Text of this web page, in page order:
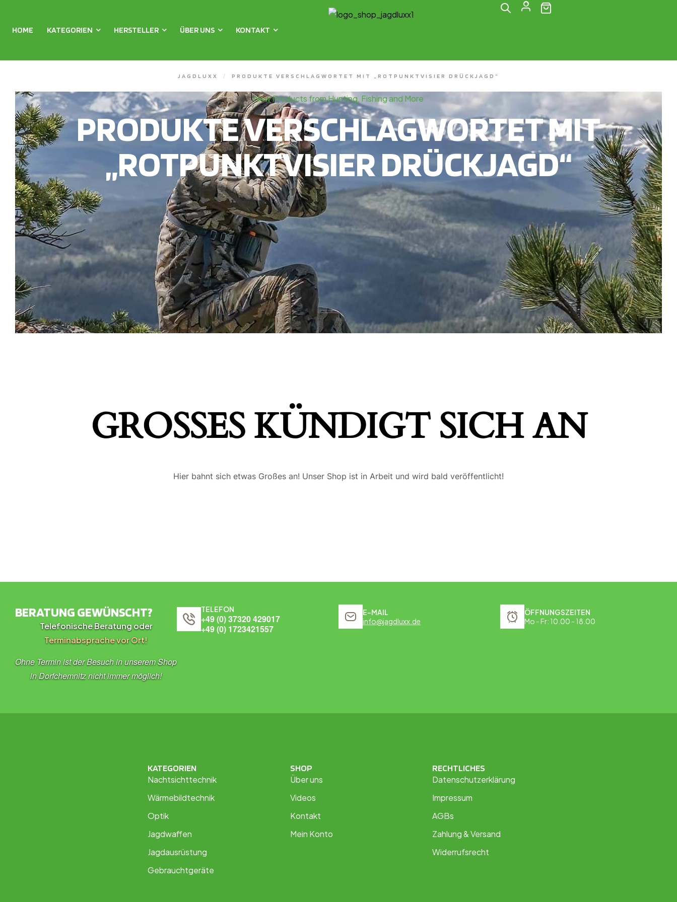
HOME KATEGORIEN HERSTELLER ÜBER UNS KONTAKT
JAGDLUXX / PRODUKTE VERSCHLAGWORTET MIT „ROTPUNKTVISIER DRÜCKJAGD“
New Products from Hunting, Fishing and More
PRODUKTE VERSCHLAGWORTET MIT
„ROTPUNKTVISIER DRÜCKJAGD“
GROSSES KÜNDIGT SICH AN
Hier bahnt sich etwas Großes an! Unser Shop ist in Arbeit und wird bald veröffentlicht!
BERATUNG GEWÜNSCHT?
Telefonische Beratung oder
Terminabsprache vor Ort!
Ohne Termin ist der Besuch in unserem Shop
in Dorfchemnitz nicht immer möglich!
TELEFON
+49 (0) 37320 429017
+49 (0) 1723421557
E-MAIL
info@jagdluxx.de
ÖFFNUNGSZEITEN
Mo - Fr: 10.00 - 18.00
KATEGORIEN
Nachtsichttechnik
Wärmebildtechnik
Optik
Jagdwaffen
Jagdausrüstung
Gebrauchtgeräte
SHOP
Über uns
Videos
Kontakt
Mein Konto
RECHTLICHES
Datenschutzerklärung
Impressum
AGBs
Zahlung & Versand
Widerrufsrecht